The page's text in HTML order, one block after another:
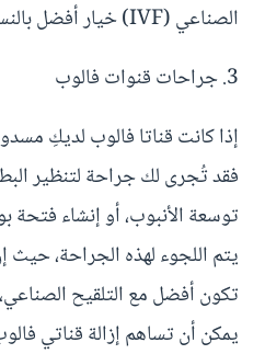
الصناعي (IVF) خيار أفضل بالنسبة لكِ.
3. جراحات قنوات فالوب
إذا كانت قناتا فالوب لديكِ
فقد تُجرى لك جراحة لتنظير
توسعة الأنبوب، أو إنشاء فتحة
يتم اللجوء لهذه الجراحة، حيث
تكون أفضل مع التلقيح الصناعي،
يمكن أن تساهم إزالة قناتي